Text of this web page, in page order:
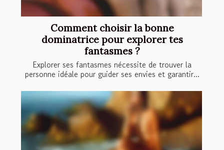
Comment choisir la bonne
dominatrice pour explorer tes
fantasmes ?
Explorer ses fantasmes nécessite de trouver la
personne idéale pour guider ses envies et garantir...